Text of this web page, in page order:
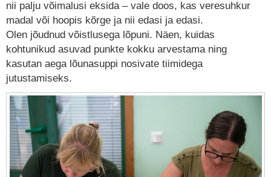
nii palju võimalusi eksida – vale doos, kas veresuhkur
madal või hoopis kõrge ja nii edasi ja edasi.
Olen jõudnud võistlusega lõpuni. Näen, kuidas
kohtunikud asuvad punkte kokku arvestama ning
kasutan aega lõunasuppi nosivate tiimidega
jutustamiseks.